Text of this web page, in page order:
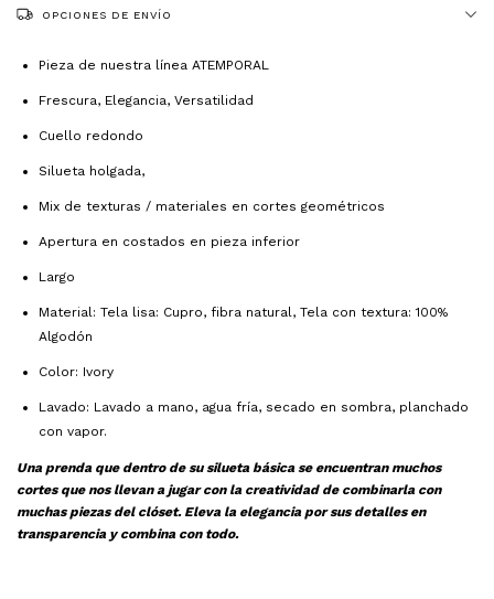
OPCIONES DE ENVÍO
Pieza de nuestra línea ATEMPORAL
Frescura, Elegancia, Versatilidad
Cuello redondo
Silueta holgada,
Mix de texturas / materiales en cortes geométricos
Apertura en costados en pieza inferior
Largo
Material: Tela lisa: Cupro, fibra natural, Tela con textura: 100%
Algodón
Color: Ivory
Lavado: Lavado a mano, agua fría, secado en sombra, planchado
con vapor.
Una prenda que dentro de su silueta básica se encuentran muchos
cortes que nos llevan a jugar con la creatividad de combinarla con
muchas piezas del clóset. Eleva la elegancia por sus detalles en
transparencia y combina con todo.